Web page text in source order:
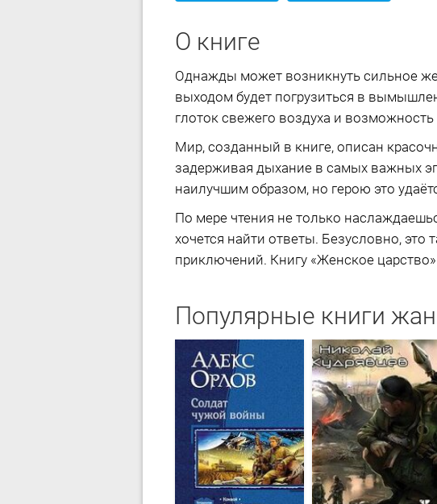
О книге
Однажды может возникнуть сильное
выходом будет погрузиться в
глоток свежего воздуха и
Мир, созданный в книге, описан
задерживая дыхание в самых важных
наилучшим образом, но герою это
По мере чтения не только
хочется найти ответы. Безусловно, это
приключений. Книгу «Женское
Популярные книги